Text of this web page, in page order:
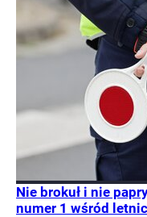
Nie brokuł i nie
numer 1 wśród